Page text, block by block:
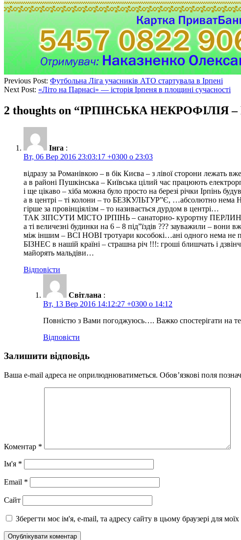
Previous Post: Футбольна Ліга учасників АТО стартувала в Ірпені
Next Post: «Літо на Парнасі» — історія Ірпеня в площині сучасності
2 thoughts on “ІРПІНСЬКА НЕКРОФІЛІЯ
Інга :
Вт, 06 Вер 2016 23:03:17 +0300 о 23:03
відразу за Романівкою – в бік Києва – з лівої сторони лежать
а в районі Пушкінська – Київська цілий час працюють
і ще цікаво – хіба можна було просто на березі річки Ірпінь
а в центрі – ті колони – то БЕЗКУЛЬТУР”Є, …абсолютно
гірше за провінціялізм – то називається дурдом в центрі…
ТАК ЗІПСУТИ МІСТО ІРПІНЬ – санаторно- курортну
а ті величезні будинки на 6 – 8 під”їздів ??? зауважили –
між іншим – ВСІ НОВІ тротуари кособокі…ані одного нема
БІЗНЕС в нашій країні – страшна річ !!!: гроші блишчать і
майорять мальдіви…
Відповісти
Світлана :
Вт, 13 Вер 2016 14:12:27 +0300 о 14:12
Повністю з Вами погоджуюсь…. Важко спостерігати на
Відповісти
Залишити відповідь
Ваша e-mail адреса не оприлюднюватиметься. Обов’язкові поля
Коментар *
Ім'я *
Email *
Сайт
Зберегти моє ім'я, e-mail, та адресу сайту в цьому браузері для